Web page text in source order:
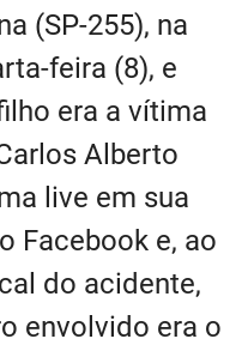
(SP-255), na
feira (8), e
era a vítima
Alberto
live em sua
Facebook e, ao
do acidente,
envolvido era o